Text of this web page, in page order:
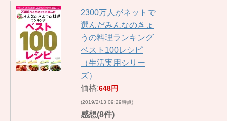
2300万人がネットで
選んだみんなのきょ
うの料理ランキング
ベスト100レシピ
（生活実用シリー
ズ）
価格:648円
(2019/2/13 09:29時点)
感想(8件)